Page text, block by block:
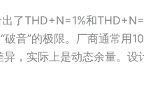
了THD+N=1%和
破音”的极限。厂商通常用
，实际上是动态余量。